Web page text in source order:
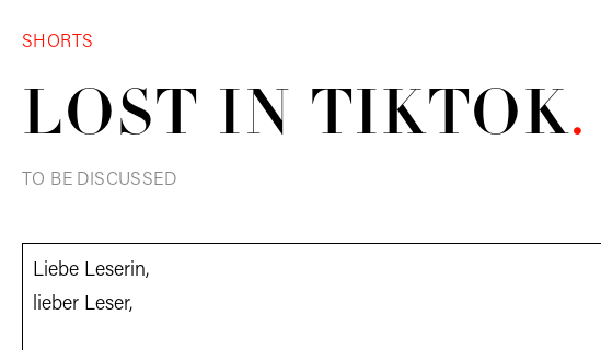
SHORTS
LOST IN TIKTOK.
TO BE DISCUSSED
Liebe Leserin,
lieber Leser,